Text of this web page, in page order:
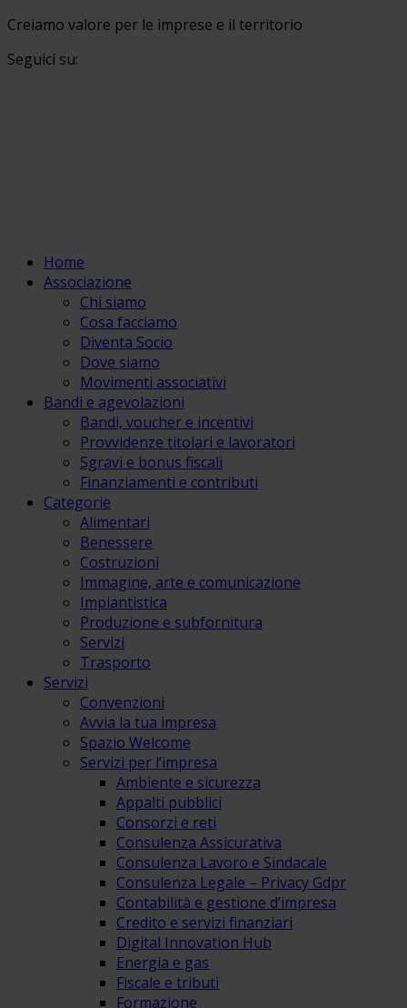
Creiamo valore per le imprese e il territorio
Seguici su:
Home
Associazione
Chi siamo
Cosa facciamo
Diventa Socio
Dove siamo
Movimenti associativi
Bandi e agevolazioni
Bandi, voucher e incentivi
Provvidenze titolari e lavoratori
Sgravi e bonus fiscali
Finanziamenti e contributi
Categorie
Alimentari
Benessere
Costruzioni
Immagine, arte e comunicazione
Impiantistica
Produzione e subfornitura
Servizi
Trasporto
Servizi
Convenzioni
Avvia la tua impresa
Spazio Welcome
Servizi per l’impresa
Ambiente e sicurezza
Appalti pubblici
Consorzi e reti
Consulenza Assicurativa
Consulenza Lavoro e Sindacale
Consulenza Legale – Privacy Gdpr
Contabilità e gestione d’impresa
Credito e servizi finanziari
Digital Innovation Hub
Energia e gas
Fiscale e tributi
Formazione